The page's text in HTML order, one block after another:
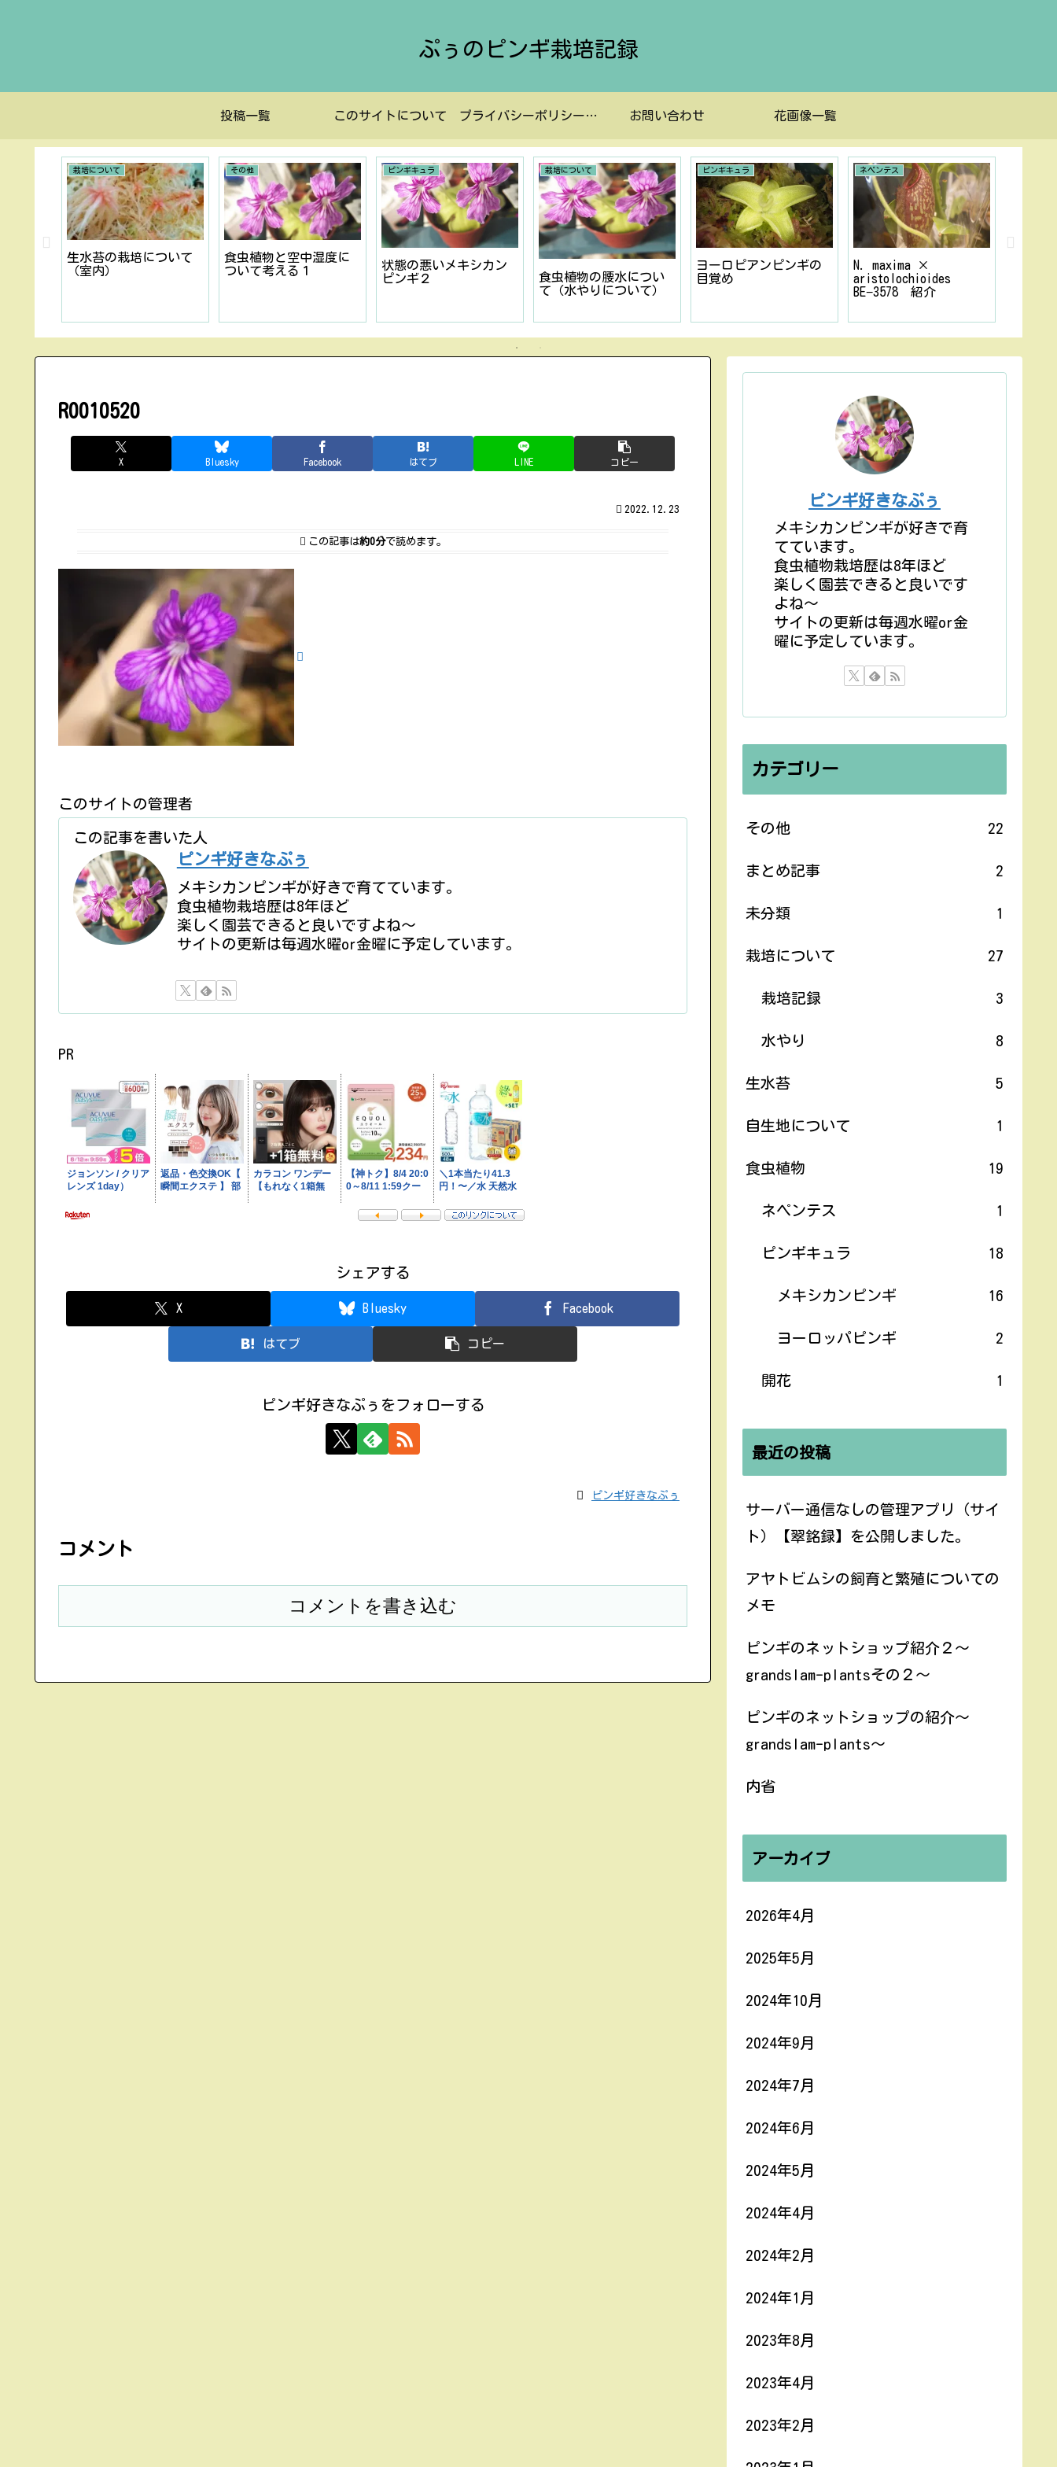
ぷぅのピンギ栽培記録
投稿一覧 このサイトについて プライバシーポリシーなど お問い合わせ 花画像一覧
栽培について
生水苔の栽培について
（室内）
その他
食虫植物と空中湿度に
ついて考える１
ピンギキュラ
状態の悪いメキシカン
ピンギ２
栽培について
食虫植物の腰水につい
て（水やりについて）
ピンギキュラ
ヨーロピアンピンギの
目覚め
ネペンテス
N. maxima ×
aristolochioides
BE−3578 紹介
R0010520
X Bluesky Facebook はてブ LINE コピー
2022.12.23
この記事は約0分で読めます。
このサイトの管理者
この記事を書いた人
ピンギ好きなぷぅ
メキシカンピンギが好きで育てています。
食虫植物栽培歴は8年ほど
楽しく園芸できると良いですよね〜
サイトの更新は毎週水曜or金曜に予定しています。
PR
シェアする
X Bluesky Facebook
はてブ コピー
ピンギ好きなぷぅをフォローする
ピンギ好きなぷぅ
コメント
コメントを書き込む
ピンギ好きなぷぅ
メキシカンピンギが好きで育
てています。
食虫植物栽培歴は8年ほど
楽しく園芸できると良いです
よね〜
サイトの更新は毎週水曜or金
曜に予定しています。
カテゴリー
その他 22
まとめ記事 2
未分類 1
栽培について 27
栽培記録 3
水やり 8
生水苔 5
自生地について 1
食虫植物 19
ネペンテス 1
ピンギキュラ 18
メキシカンピンギ 16
ヨーロッパピンギ 2
開花 1
最近の投稿
サーバー通信なしの管理アプリ（サイ
ト）【翠銘録】を公開しました。
アヤトビムシの飼育と繁殖についての
メモ
ピンギのネットショップ紹介２〜
grandslam-plantsその２〜
ピンギのネットショップの紹介〜
grandslam-plants〜
内省
アーカイブ
2026年4月
2025年5月
2024年10月
2024年9月
2024年7月
2024年6月
2024年5月
2024年4月
2024年2月
2024年1月
2023年8月
2023年4月
2023年2月